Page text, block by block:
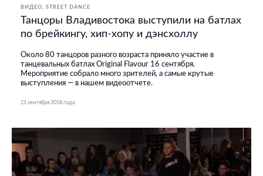
ВИДЕО STREET DANCE
Танцоры Владивостока выступили на батлах
по брейкингу, хип-хопу и дэнсхоллу
Около 80 танцоров разного возраста приняло участие в
танцевальных батлах Original Flavour 16 сентября.
Мероприятие собрало много зрителей, а самые крутые
выступления — в нашем видеоотчете.
21 сентября 2018 года